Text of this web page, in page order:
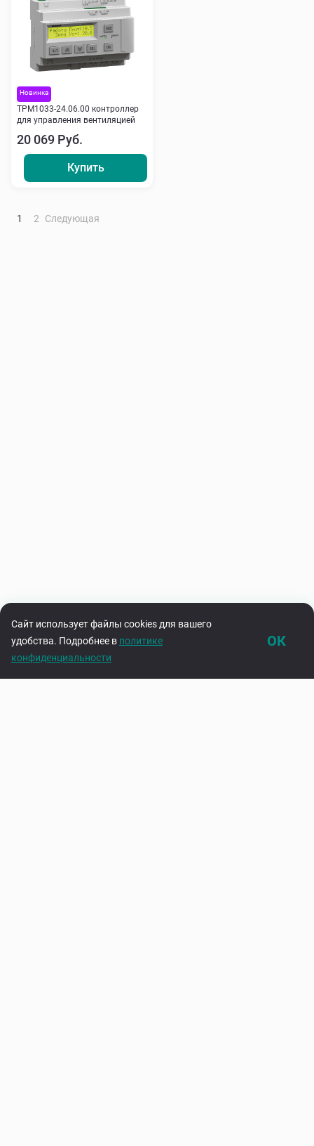
Сайт использует файлы cookies для вашего
удобства. Подробнее в политике
конфиденциальности
ОК
Новинка
ТРМ1033-24.06.00 контроллер
для управления вентиляцией
20 069 Руб.
Купить
1 2 Следующая